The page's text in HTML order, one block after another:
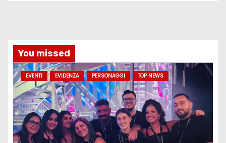
You missed
EVENTI EVIDENZA PERSONAGGI TOP NEWS